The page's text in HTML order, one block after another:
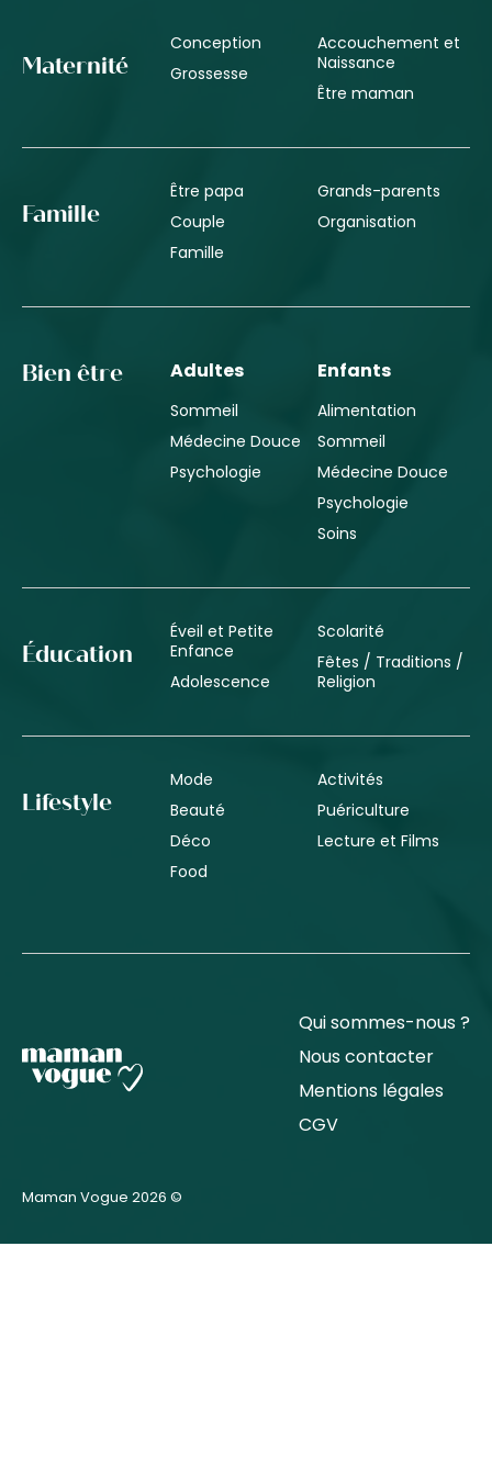
Maternité
Conception
Grossesse
Accouchement et
Naissance
Être maman
Famille
Être papa
Couple
Famille
Grands-parents
Organisation
Bien être Adultes
Sommeil
Médecine Douce
Psychologie
Enfants
Alimentation
Sommeil
Médecine Douce
Psychologie
Soins
Éducation
Éveil et Petite
Enfance
Adolescence
Scolarité
Fêtes / Traditions /
Religion
Lifestyle
Mode
Beauté
Déco
Food
Activités
Puériculture
Lecture et Films
Qui sommes-nous ?
Nous contacter
Mentions légales
CGV
Maman Vogue 2026 ©